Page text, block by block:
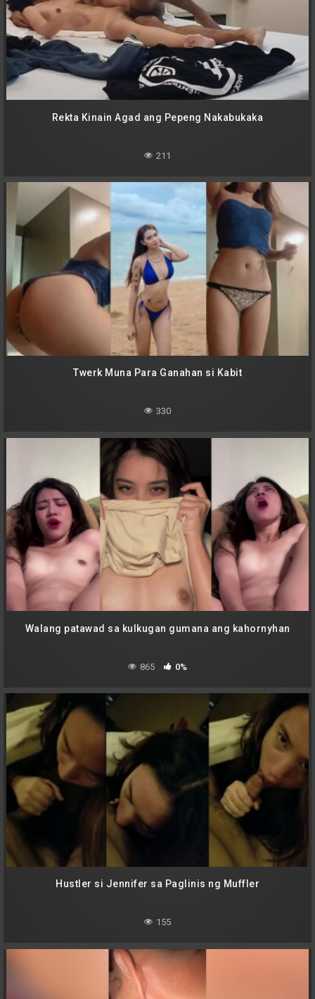
Rekta Kinain Agad ang Pepeng Nakabukaka
211
Twerk Muna Para Ganahan si Kabit
330
Walang patawad sa kulkugan gumana ang kahornyhan
865 0%
Hustler si Jennifer sa Paglinis ng Muffler
155